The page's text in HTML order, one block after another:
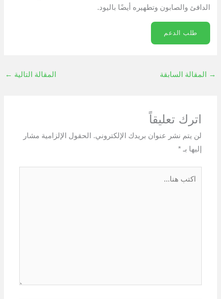
الدافئ والصابون وتطهيره أيضًا باليود.
طلب الدعم
→ المقالة السابقة المقالة التالية ←
اترك تعليقاً
لن يتم نشر عنوان بريدك الإلكتروني.
الحقول الإلزامية مشار
إليها بـ*